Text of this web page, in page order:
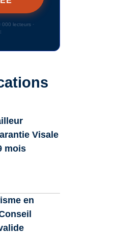
lecteurs ·
Visale
mois
en